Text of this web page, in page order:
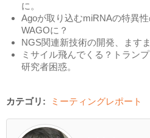
に。
Agoが取り込むmiRNAの特異
WAGOに？
NGS関連新技術の開発、ますま
ミサイル飛んでくる？トラン
研究者困惑。
カテゴリ: ミーティングレポート